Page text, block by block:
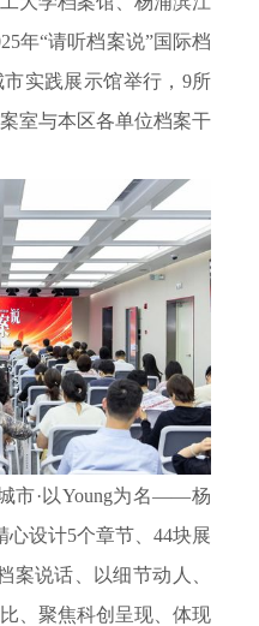
年“请听档案说”国际档
实践展示馆举行， 9所
室与本区各单位档案干
市·以Young为名——杨
心设计5个章节、 44块展
案说话、以细节动人、
、聚焦科创呈现、体现